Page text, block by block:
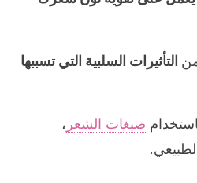
التأثيرات السلبية التي تسببها
صبغات الشعر ،